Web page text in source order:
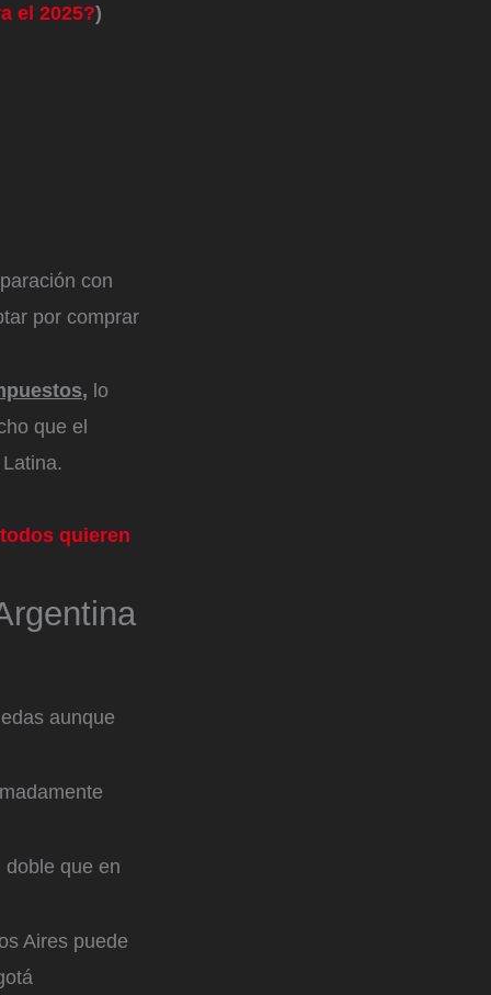
el 2025?)
con
por comprar
, lo
que el
quieren
aunque
que en
Aires puede